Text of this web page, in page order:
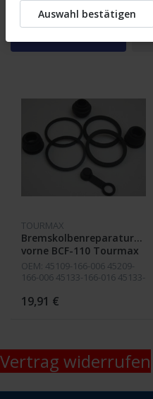
TOURMAX
Bremskolbenreparatursatz
vorne BCF-110 Tourmax
OEM: 45109-166-006 45209-
166-006 45133-166-016 45133-
19,91 €
Vertrag widerrufen
Auswahl bestätigen